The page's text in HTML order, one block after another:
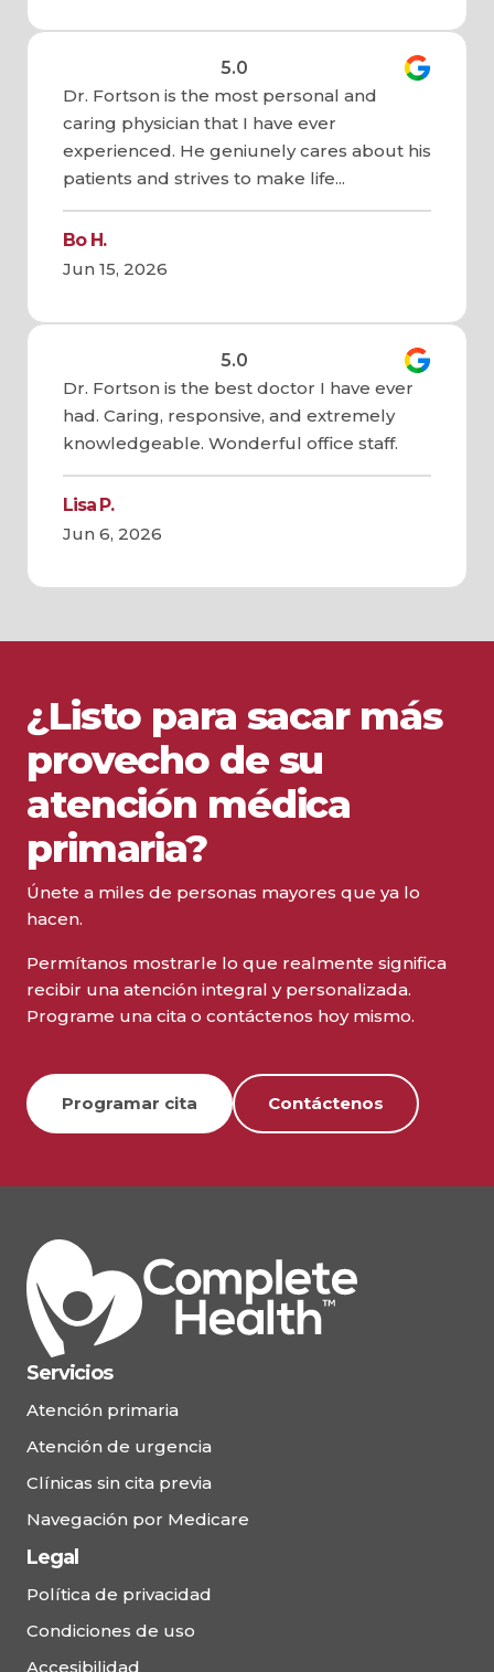
5.0
Dr. Fortson is the most personal and
caring physician that I have ever
experienced. He geniunely cares about his
patients and strives to make life...
Bo H.
Jun 15, 2026
5.0
Dr. Fortson is the best doctor I have ever
had. Caring, responsive, and extremely
knowledgeable. Wonderful office staff.
Lisa P.
Jun 6, 2026
¿Listo para sacar más
provecho de su
atención médica
primaria?
Únete a miles de personas mayores que ya lo
hacen.
Permítanos mostrarle lo que realmente significa
recibir una atención integral y personalizada.
Programe una cita o contáctenos hoy mismo.
Programar cita Contáctenos
Servicios
Atención primaria
Atención de urgencia
Clínicas sin cita previa
Navegación por Medicare
Legal
Política de privacidad
Condiciones de uso
Accesibilidad